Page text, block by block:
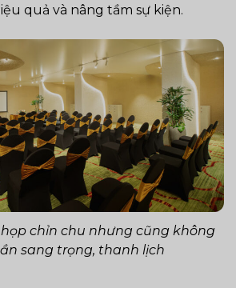
quả và nâng tầm sự kiện.
chỉn chu nhưng cũng không
sang trọng, thanh lịch